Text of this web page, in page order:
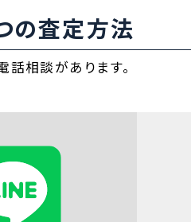
の査定方法
相談があります。